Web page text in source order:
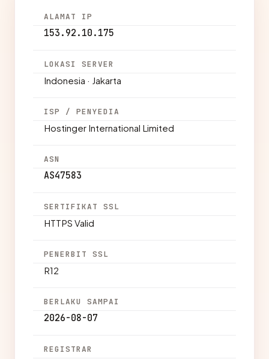
ALAMAT IP
153.92.10.175
LOKASI SERVER
Indonesia · Jakarta
ISP / PENYEDIA
Hostinger International Limited
ASN
AS47583
SERTIFIKAT SSL
HTTPS Valid
PENERBIT SSL
R12
BERLAKU SAMPAI
2026-08-07
REGISTRAR